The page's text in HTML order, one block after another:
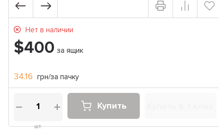
Нет в наличии
$400 за ящик
34.16 грн/за пачку
шт.
Купить